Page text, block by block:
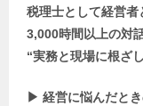
税理士として経営者
3,000時間以上の対
“実務と現場に根ざ
▶ 経営に悩んだと